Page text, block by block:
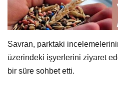
Savran, parktaki
üzerindeki işyerlerini ziyaret
bir süre sohbet etti.